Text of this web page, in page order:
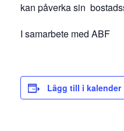
kan påverka sin
I samarbete med ABF
Lägg till i kalender